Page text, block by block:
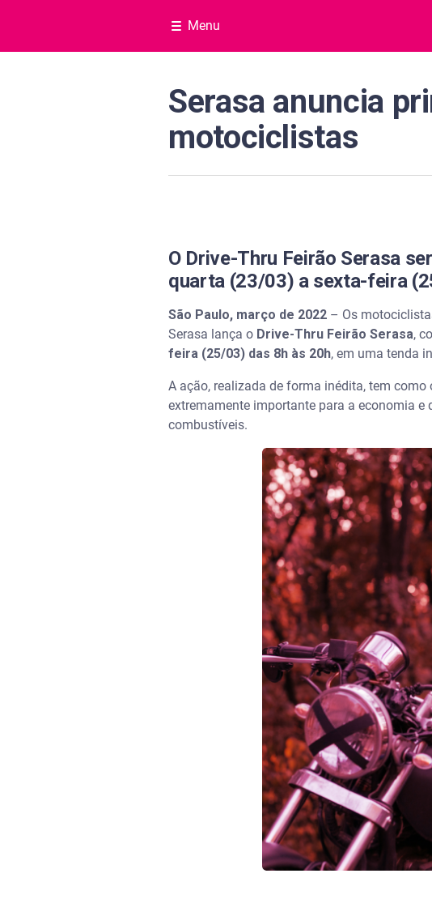
Menu
Serasa anuncia
motociclistas
O Drive-Thru Feirão Serasa
quarta (23/03) a sexta-feira
São Paulo, março de 2022 – Os
Serasa lança o Drive-Thru Feirão Serasa,
feira (25/03) das 8h às 20h, em uma tenda
A ação, realizada de forma inédita, tem
extremamente importante para a economia
combustíveis.